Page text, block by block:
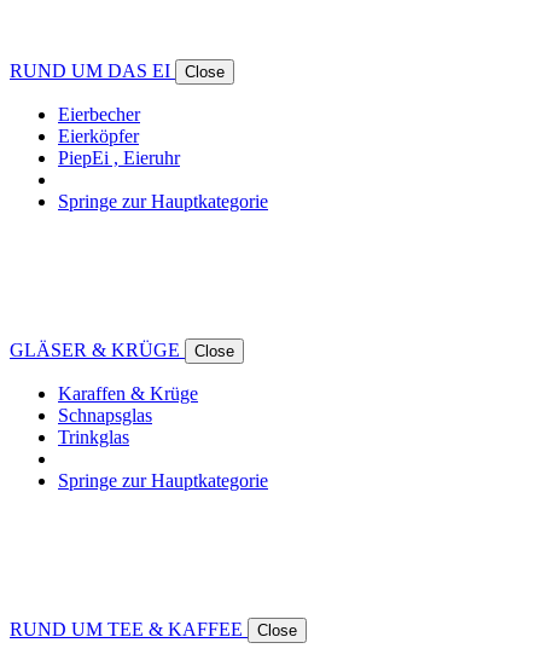
RUND UM DAS EI Close
Eierbecher
Eierköpfer
PiepEi , Eieruhr
Springe zur Hauptkategorie
GLÄSER & KRÜGE Close
Karaffen & Krüge
Schnapsglas
Trinkglas
Springe zur Hauptkategorie
RUND UM TEE & KAFFEE Close